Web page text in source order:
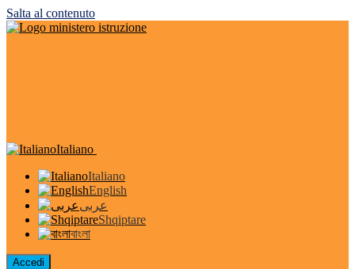
Salta al contenuto
Italiano
Italiano
English
عربى
Shqiptare
বাংলা
Accedi